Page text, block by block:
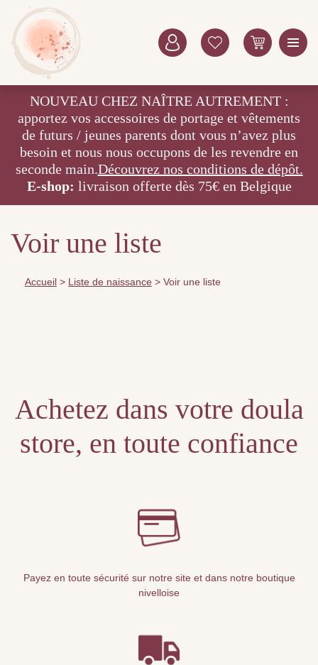
NOUVEAU CHEZ NAÎTRE AUTREMENT :
apportez vos accessoires de portage et vêtements
de futurs / jeunes parents dont vous n’avez plus
besoin et nous nous occupons de les revendre en
seconde main.Découvrez nos conditions de dépôt.
E-shop: livraison offerte dès 75€ en Belgique
Voir une liste
Accueil > Liste de naissance > Voir une liste
Achetez dans votre doula
store, en toute confiance
Payez en toute sécurité sur notre site et dans notre boutique
nivelloise